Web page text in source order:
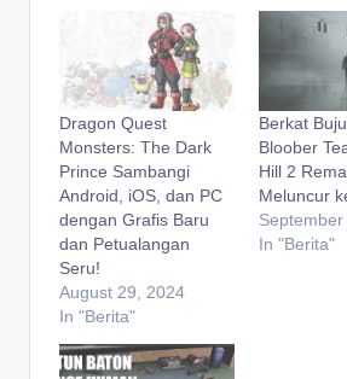
Dragon Quest
Monsters: The Dark
Prince Sambangi
Android, iOS, dan PC
dengan Grafis Baru
dan Petualangan
Seru!
August 29, 2024
In "Berita"
Berkat
Bloober
Hill 2
Meluncur
In "Berita"